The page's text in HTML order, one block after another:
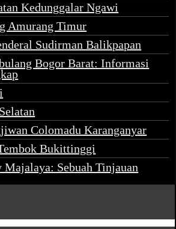
Kedunggalar Ngawi
Amurang Timur
Sudirman Balikpapan
Bogor Barat: Informasi
Colomadu Karanganyar
Bukittinggi
Majalaya: Sebuah Tinjauan